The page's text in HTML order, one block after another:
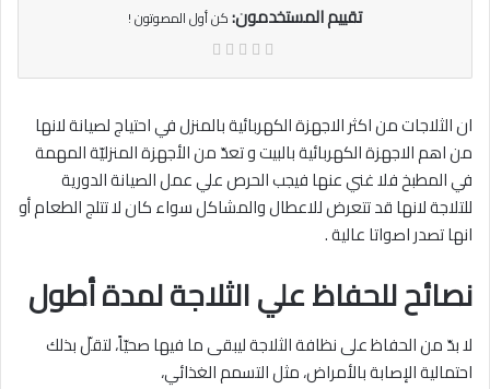
تقييم المستخدمون:كن أول المصوتون !
ان الثلاجات من اكثر الاجهزة الكهربائية بالمنزل في احتياج لصيانة لانها
من اهم الاجهزة الكهربائية بالبيت و تعدّ من الأجهزة المنزليّة المهمة
في المطبخ فلا غني عنها فيجب الحرص علي عمل الصيانة الدورية
للتلاجة لانها قد تتعرض للاعطال والمشاكل سواء كان لا تتلج الطعام أو
انها تصدر اصواتا عالية .
نصائح للحفاظ علي الثلاجة لمدة أطول
لا بدّ من الحفاظ على نظافة الثلاجة ليبقى ما فيها صحيّاً، لتقلّ بذلك
احتمالية الإصابة بالأمراض، مثل التسمم الغذائي،